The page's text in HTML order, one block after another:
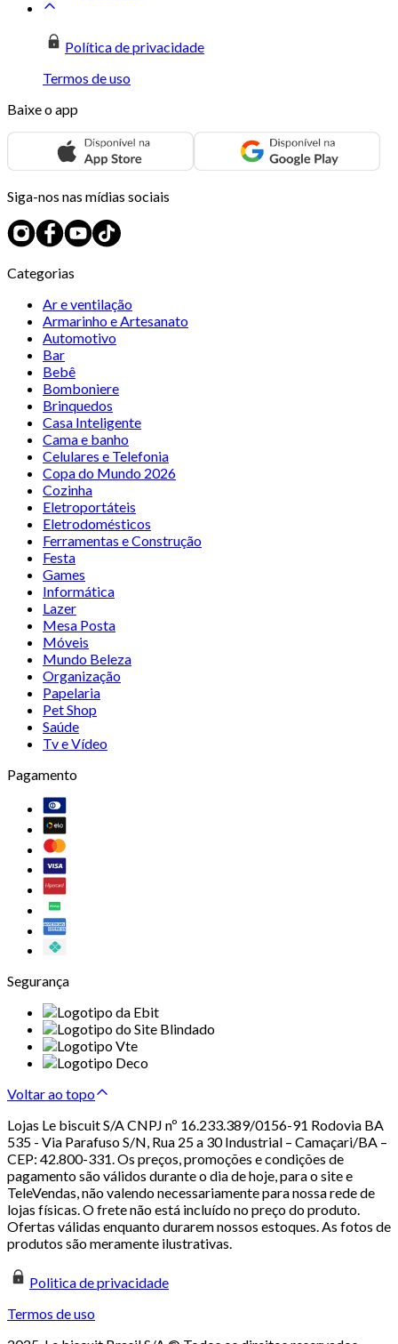
Política de privacidade
Termos de uso
Baixe o app
Siga-nos nas mídias sociais
Categorias
Ar e ventilação
Armarinho e Artesanato
Automotivo
Bar
Bebê
Bomboniere
Brinquedos
Casa Inteligente
Cama e banho
Celulares e Telefonia
Copa do Mundo 2026
Cozinha
Eletroportáteis
Eletrodomésticos
Ferramentas e Construção
Festa
Games
Informática
Lazer
Mesa Posta
Móveis
Mundo Beleza
Organização
Papelaria
Pet Shop
Saúde
Tv e Vídeo
Pagamento
Segurança
Voltar ao topo
Lojas Le biscuit S/A CNPJ nº 16.233.389/0156-91 Rodovia BA
535 - Via Parafuso S/N, Rua 25 a 30 Industrial – Camaçari/BA –
CEP: 42.800-331. Os preços, promoções e condições de
pagamento são válidos durante o dia de hoje, para o site e
TeleVendas, não valendo necessariamente para nossa rede de
lojas físicas. O frete não está incluído no preço do produto.
Ofertas válidas enquanto durarem nossos estoques. As fotos de
produtos são meramente ilustrativas.
Politica de privacidade
Termos de uso